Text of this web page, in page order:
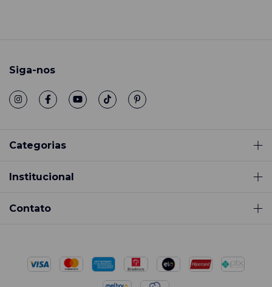
Siga-nos
Categorias
Institucional
Contato